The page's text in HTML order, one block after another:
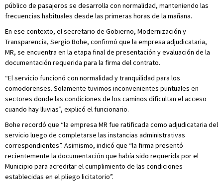
público de pasajeros se desarrolla con normalidad, manteniendo las
frecuencias habituales desde las primeras horas de la mañana.
En ese contexto, el secretario de Gobierno, Modernización y
Transparencia, Sergio Bohe, confirmó que la empresa adjudicataria,
MR, se encuentra en la etapa final de presentación y evaluación de la
documentación requerida para la firma del contrato.
“El servicio funcionó con normalidad y tranquilidad para los
comodorenses. Solamente tuvimos inconvenientes puntuales en
sectores donde las condiciones de los caminos dificultan el acceso
cuando hay lluvias”, explicó el funcionario.
Bohe recordó que “la empresa MR fue ratificada como adjudicataria del
servicio luego de completarse las instancias administrativas
correspondientes”. Asimismo, indicó que “la firma presentó
recientemente la documentación que había sido requerida por el
Municipio para acreditar el cumplimiento de las condiciones
establecidas en el pliego licitatorio”.